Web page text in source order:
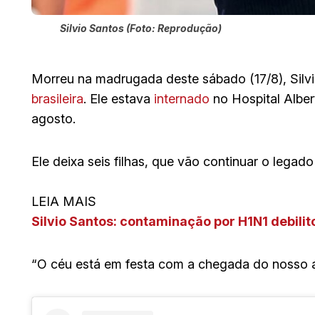
Silvio Santos (Foto: Reprodução)
Morreu na madrugada deste sábado (17/8),
brasileira. Ele estava internado no Hospital
agosto.
Ele deixa seis filhas, que vão continuar o
LEIA MAIS
Silvio Santos: contaminação por H1N1
“O céu está em festa com a chegada do nosso